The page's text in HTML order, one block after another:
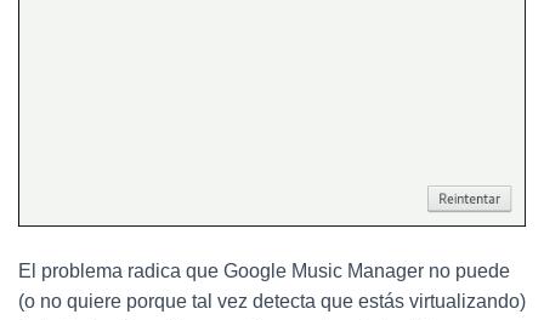
El problema radica que Google Music Manager no puede
(o no quiere porque tal vez detecta que estás virtualizando)